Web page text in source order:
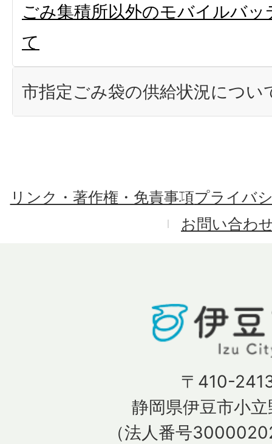
ごみ集積所以外のモバイルバ
て
市指定ごみ袋の供給状況につい
リンク・著作権・免責事項プライバ
お問い合わ
〒410-
静岡県伊豆市小
（法人番号